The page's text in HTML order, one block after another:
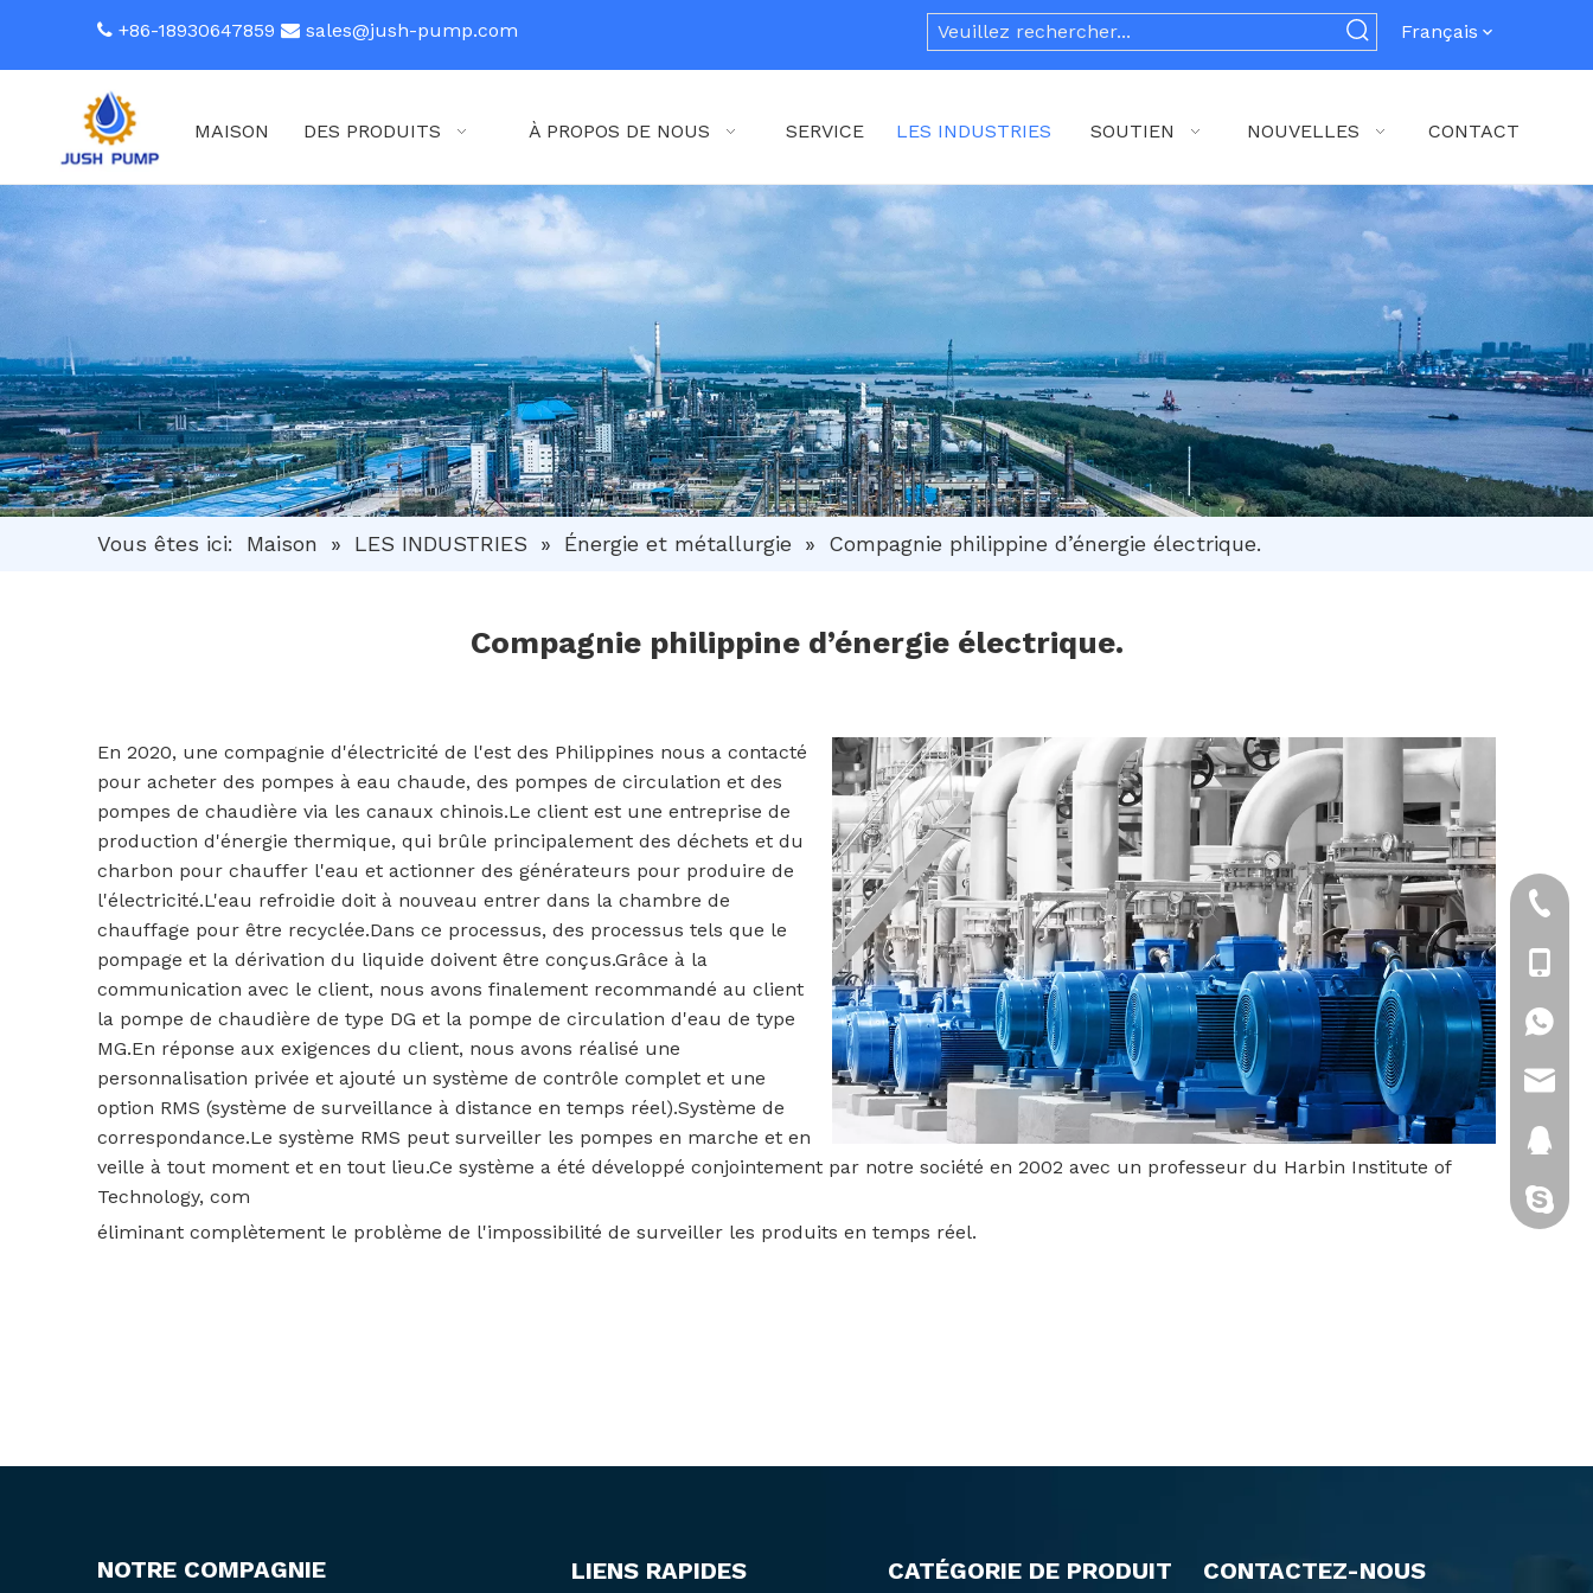
 +86-18930647859  sales@jush-pump.com Français
MAISON DES PRODUITS À PROPOS DE NOUS SERVICE LES INDUSTRIES SOUTIEN NOUVELLES CONTACT
Vous êtes ici: Maison » LES INDUSTRIES » Énergie et métallurgie » Compagnie philippine d’énergie électrique.
Compagnie philippine d’énergie électrique.
En 2020, une compagnie d'électricité de l'est des Philippines nous a contacté
pour acheter des pompes à eau chaude, des pompes de circulation et des
pompes de chaudière via les canaux chinois.Le client est une entreprise de
production d'énergie thermique, qui brûle principalement des déchets et du
charbon pour chauffer l'eau et actionner des générateurs pour produire de
l'électricité.L'eau refroidie doit à nouveau entrer dans la chambre de
chauffage pour être recyclée.Dans ce processus, des processus tels que le
pompage et la dérivation du liquide doivent être conçus.Grâce à la
communication avec le client, nous avons finalement recommandé au client
la pompe de chaudière de type DG et la pompe de circulation d'eau de type
MG.En réponse aux exigences du client, nous avons réalisé une
personnalisation privée et ajouté un système de contrôle complet et une
option RMS (système de surveillance à distance en temps réel).Système de
correspondance.Le système RMS peut surveiller les pompes en marche et en
veille à tout moment et en tout lieu.Ce système a été développé conjointement par notre société en 2002 avec un professeur du Harbin Institute of
Technology, com
éliminant complètement le problème de l'impossibilité de surveiller les produits en temps réel.
NOTRE COMPAGNIE LIENS RAPIDES CATÉGORIE DE PRODUIT CONTACTEZ-NOUS
+86-
+86-
cixi-kitty